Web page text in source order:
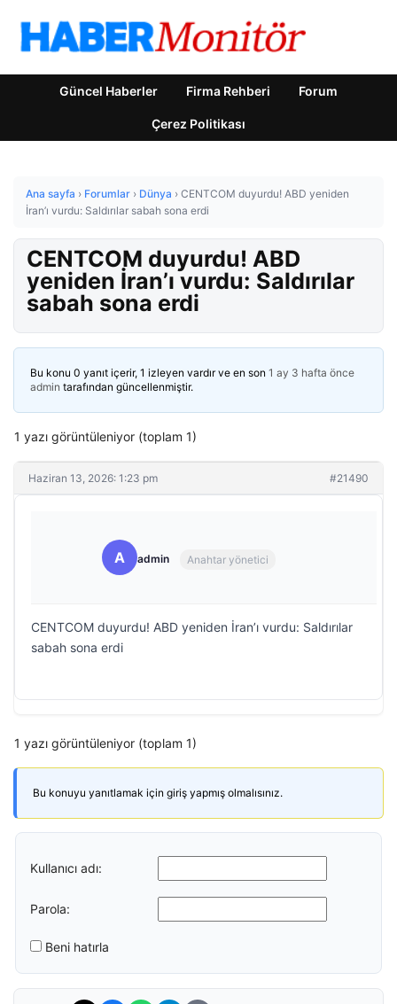
Güncel Haberler Firma Rehberi Forum
Çerez Politikası
Ana sayfa › Forumlar › Dünya › CENTCOM duyurdu! ABD yeniden
İran’ı vurdu: Saldırılar sabah sona erdi
CENTCOM duyurdu! ABD
yeniden İran’ı vurdu: Saldırılar
sabah sona erdi
Bu konu 0 yanıt içerir, 1 izleyen vardır ve en son 1 ay 3 hafta önce
admin tarafından güncellenmiştir.
1 yazı görüntüleniyor (toplam 1)
Haziran 13, 2026: 1:23 pm #21490
A admin Anahtar yönetici
CENTCOM duyurdu! ABD yeniden İran’ı vurdu: Saldırılar
sabah sona erdi
1 yazı görüntüleniyor (toplam 1)
Bu konuyu yanıtlamak için giriş yapmış olmalısınız.
Kullanıcı adı:
Parola:
Beni hatırla